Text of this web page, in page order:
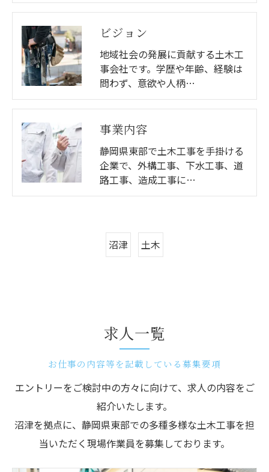
ビジョン
地域社会の発展に貢献する土木工
事会社です。学歴や年齢、経験は
問わず、意欲や人柄…
事業内容
静岡県東部で土木工事を手掛ける
企業で、外構工事、下水工事、道
路工事、造成工事に…
沼津 土木
求人一覧
お仕事の内容等を記載している募集要項
エントリーをご検討中の方々に向けて、求人の内容をご
紹介いたします。
沼津を拠点に、静岡県東部での多種多様な土木工事を担
当いただく現場作業員を募集しております。